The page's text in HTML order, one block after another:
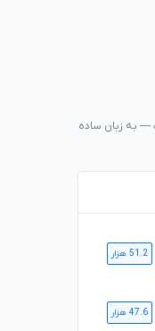
— به زبان ساده
51.2 هزار
47.6 هزار